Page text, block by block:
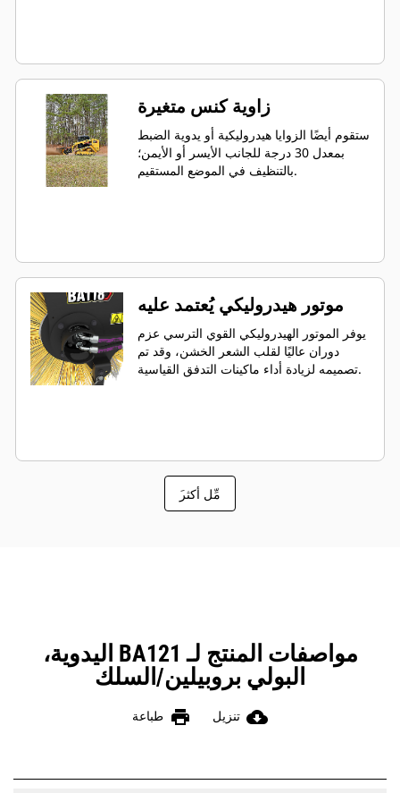
زاوية كنس متغيرة
ستقوم أيضًا الزوايا هيدروليكية أو يدوية الضبط
بمعدل 30 درجة للجانب الأيسر أو الأيمن؛
بالتنظيف في الموضع المستقيم.
موتور هيدروليكي يُعتمد عليه
يوفر الموتور الهيدروليكي القوي الترسي عزم
دوران عاليًا لقلب الشعر الخشن، وقد تم
تصميمه لزيادة أداء ماكينات التدفق القياسية.
َمِّل أكثر
مواصفات المنتج لـ BA121 اليدوية،
البولي بروبيلين/السلك
cloud_download تنزيل print طباعة